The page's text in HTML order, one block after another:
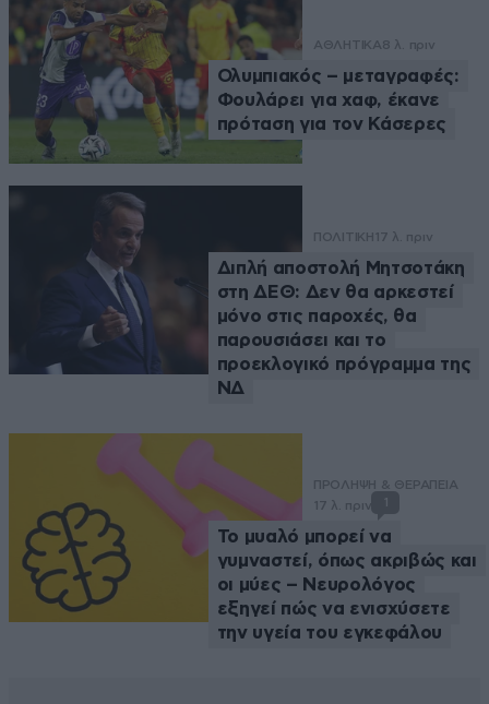
ΑΘΛΗΤΙΚΑ8 λ. πριν
Ολυμπιακός – μεταγραφές:
Φουλάρει για χαφ, έκανε
πρόταση για τον Κάσερες
ΠΟΛΙΤΙΚΗ 17 λ. πριν
Διπλή αποστολή Μητσοτάκη
στη ΔΕΘ: Δεν θα αρκεστεί
μόνο στις παροχές, θα
παρουσιάσει και το
προεκλογικό πρόγραμμα της
ΝΔ
ΠΡΟΛΗΨΗ & ΘΕΡΑΠΕΙΑ
17 λ. πριν
Το μυαλό μπορεί να
γυμναστεί, όπως ακριβώς και
οι μύες – Νευρολόγος
εξηγεί πώς να ενισχύσετε
την υγεία του εγκεφάλου